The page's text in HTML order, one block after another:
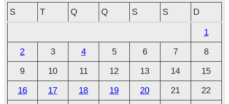
v
o
S
T Q Q S S D
1
2
3 4 5 6 7
8
9
10 11 12 13 14
15
16
17 18 19 20 21
22